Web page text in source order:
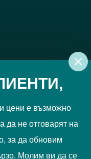
цени е възможно
да не отговарят на
за да обновим
Молим ви да се
атрактивни
поверителност